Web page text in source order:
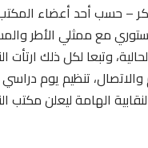
– حسب أحد أعضاء
مع ممثلي الأطر
وتبعا لكل ذلك
تنظيم يوم
الهامة ليعلن